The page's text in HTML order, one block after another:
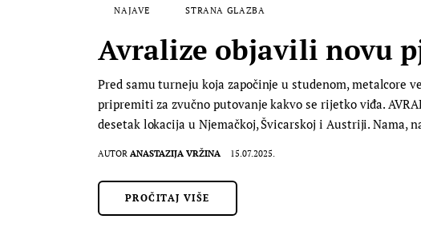
NAJAVE STRANA GLAZBA
Avralize objavili novu
Pred samu turneju koja započinje u studenom, metalcore
pripremiti za zvučno putovanje kakvo se rijetko viđa.
desetak lokacija u Njemačkoj, Švicarskoj i Austriji. Nama,
AUTOR ANASTAZIJA VRŽINA 15.07.2025.
PROČITAJ VIŠE